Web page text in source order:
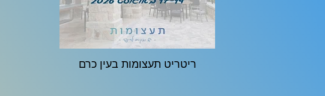
ריטריט תעצומות בעין כרם